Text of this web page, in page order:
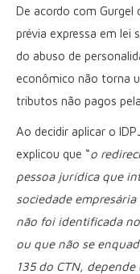
De acordo com Gurgel
prévia expressa em lei
do abuso de
econômico não torna
tributos não pagos
Ao decidir aplicar o
explicou que “o
pessoa jurídica que
sociedade
não foi identificada
ou que não se
135 do CTN,